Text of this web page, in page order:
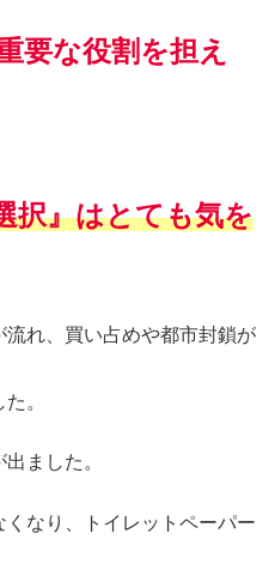
要な役割を担え
択』はとても気を
れ、買い占めや都市封鎖が
。
ました。
なり、トイレットペーパー